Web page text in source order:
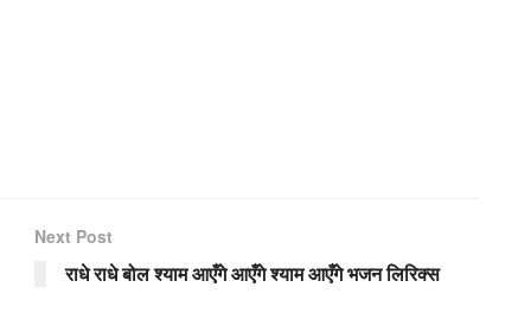
Next Post
राधे राधे बोल श्याम आएँगे आएँगे श्याम आएँगे भजन लिरिक्स